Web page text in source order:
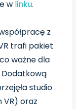
w linku.
z
trafi pakiet
ważne dla
Dodatkową
studio
VR) oraz